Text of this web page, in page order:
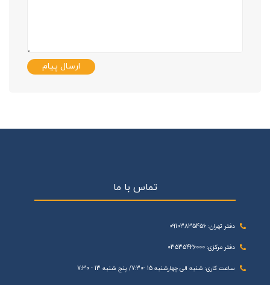
ارسال پیام
تماس با ما
دفتر تهران: 09103835456
دفتر مرکزی: 03535426000
ساعت کاری: شنبه الی چهارشنبه 15 -7:30/ پنج شنبه 13 - 7:30